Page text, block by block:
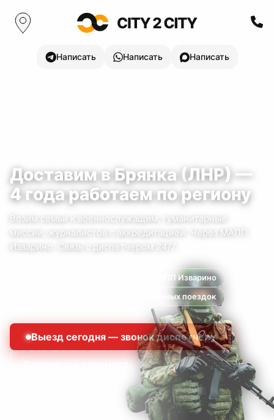
Написать Написать Написать
Доставим вБрянка(ЛНР) —
4 годаработаем по региону
Возим семьи к военнослужащим, гуманитарные
миссии, журналистов с аккредитацией.
Через МАПП
Изварино.
Связь с диспетчером 24/7.
Через МАПП Изварино
500+ выполненных поездок
Выезд сегодня — звонок диспетчеру